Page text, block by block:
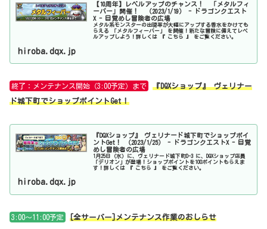
【10周年】レベルアップのチャンス！ 「メタルフィ
ーバー」開催！ （2023/1/19） - ドラゴンクエスト
X - 目覚めし冒険者の広場
メタル系モンスターの出現率が大幅にアップする香水をかけても
らえる 「メタルフィーバー」 を開催！新たな冒険に備えてレベ
ルアップしよう！詳しくは 『 こちら 』 をご覧ください。
hiroba.dqx.jp
終了：メンテナンス開始（3:00予定）まで
『DQXショップ』 ヴェリナー
ド城下町でショップポイントGet！
『DQXショップ』 ヴェリナード城下町でショップポイ
ントGet！ （2023/1/25） - ドラゴンクエストX - 目覚
めし冒険者の広場
1月25日（水）に、ヴェリナード城下町D-3 に、DQXショップ店員
「デリオン」が登場！ショップポイントを100ポイントもらえま
す！詳しくは 『 こちら 』 をご覧ください。
hiroba.dqx.jp
3:00～11:00予定 [全サーバー]メンテナンス作業のおしらせ